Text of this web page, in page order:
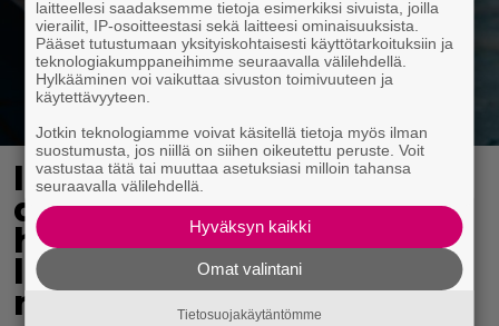
Illalla tv:ssä: Perinteinen
dekkari Agatha Christien
hengessä – vuoden 2023
leffa tarjoaa
murhamysteerin
laitteellesi saadaksemme tietoja esimerkiksi sivuista, joilla
vierailit, IP-osoitteestasi sekä laitteesi ominaisuuksista.
Pääset tutustumaan yksityiskohtaisesti käyttötarkoituksiin ja
teknologiakumppaneihimme seuraavalla välilehdellä.
Hylkääminen voi vaikuttaa sivuston toimivuuteen ja
käytettävyyteen.
Jotkin teknologiamme voivat käsitellä tietoja myös ilman
suostumusta, jos niillä on siihen oikeutettu peruste. Voit
vastustaa tätä tai muuttaa asetuksiasi milloin tahansa
seuraavalla välilehdellä.
Hyväksyn kaikki
Omat valintani
Tietosuojakäytäntömme